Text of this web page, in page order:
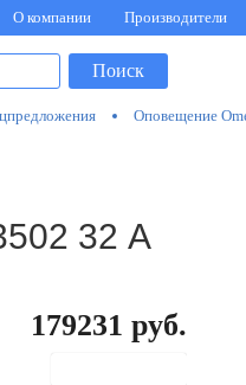
О компании Производители
Поиск
Оповещение
32 А
179231 руб.